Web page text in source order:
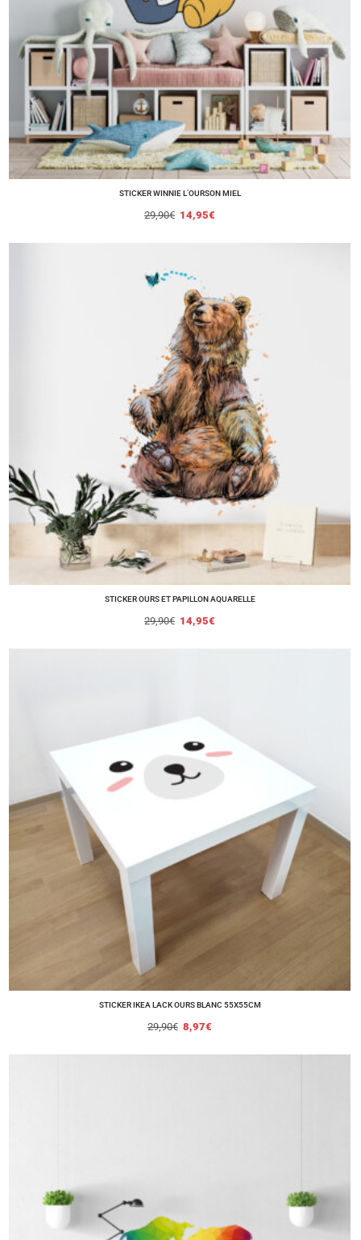
STICKER WINNIE L’OURSON MIEL
29,90€ 14,95€
STICKER OURS ET PAPILLON AQUARELLE
29,90€ 14,95€
STICKER IKEA LACK OURS BLANC 55X55CM
29,90€ 8,97€